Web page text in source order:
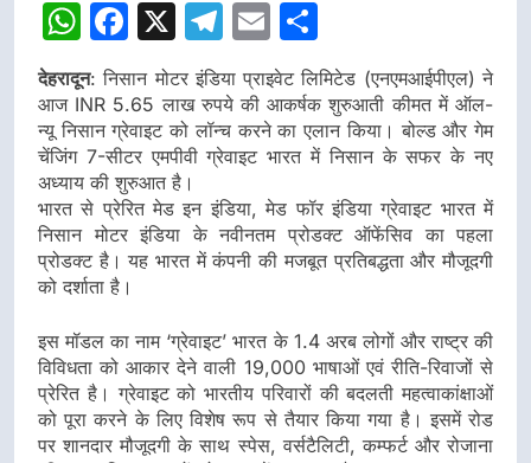
डीएम
WhatsApp
Facebook
X Telegram
Email
देहरादून: निसान मोटर इंडिया प्राइवेट लिमिटेड (एनएमआईपीएल) ने
आज INR 5.65 लाख रुपये की आकर्षक शुरुआती कीमत में ऑल-
न्यू निसान ग्रेवाइट को लॉन्च करने का एलान किया। बोल्ड और गेम
चेंजिंग 7-सीटर एमपीवी ग्रेवाइट भारत में निसान के सफर के नए
अध्याय की शुरुआत है।
भारत से प्रेरित मेड इन इंडिया, मेड फॉर इंडिया ग्रेवाइट भारत में
निसान मोटर इंडिया के नवीनतम प्रोडक्ट ऑफेंसिव का पहला
प्रोडक्ट है। यह भारत में कंपनी की मजबूत प्रतिबद्धता और मौजूदगी
को दर्शाता है।
इस मॉडल का नाम ‘ग्रेवाइट’ भारत के 1.4 अरब लोगों और राष्ट्र की
विविधता को आकार देने वाली 19,000 भाषाओं एवं रीति-रिवाजों से
प्रेरित है। ग्रेवाइट को भारतीय परिवारों की बदलती महत्वाकांक्षाओं
को पूरा करने के लिए विशेष रूप से तैयार किया गया है। इसमें रोड
पर शानदार मौजूदगी के साथ स्पेस, वर्सटैलिटी, कम्फर्ट और रोजाना